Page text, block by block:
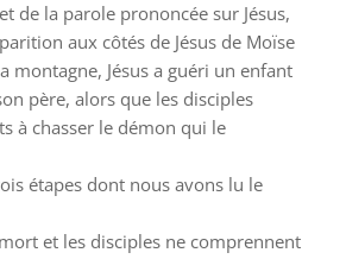
de la parole prononcée sur Jésus,
aux côtés de Jésus de Moïse
montagne, Jésus a guéri un enfant
père, alors que les disciples
à chasser le démon qui le
étapes dont nous avons lu le
et les disciples ne comprennent